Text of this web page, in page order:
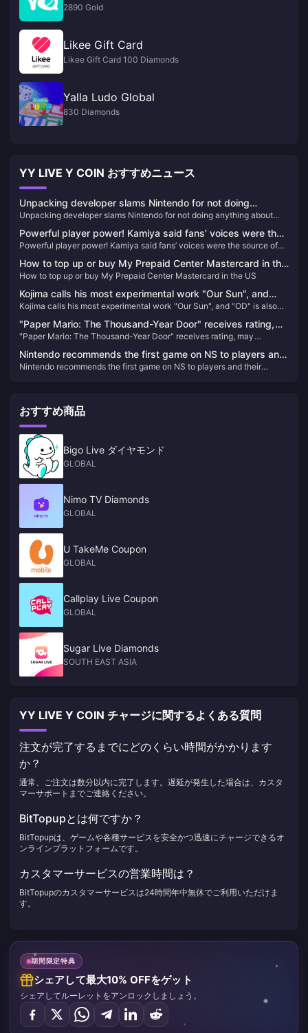
2890 Gold
Likee Gift Card
Likee Gift Card 100 Diamonds
Yalla Ludo Global
830 Diamonds
YY LIVE Y COIN おすすめニュース
Unpacking developer slams Nintendo for not doing
anything about shoddy knockoffs in stores
Unpacking developer slams Nintendo for not doing anything about
Powerful player power! Kamiya said fans’ voices were the
source of the resurrection of “Okami”
Powerful player power! Kamiya said fans’ voices were the source of
How to top up or buy My Prepaid Center Mastercard in the
US
How to top up or buy My Prepaid Center Mastercard in the US
Kojima calls his most experimental work "Our Sun", and
"OD" is also different.
Kojima calls his most experimental work "Our Sun", and "OD" is also
"Paper Mario: The Thousand-Year Door" receives rating,
may announce release date soon
"Paper Mario: The Thousand-Year Door" receives rating, may
Nintendo recommends the first game on NS to players and
their families
Nintendo recommends the first game on NS to players and their
おすすめ商品
Bigo Live ダイヤモンド
GLOBAL
Nimo TV Diamonds
GLOBAL
U TakeMe Coupon
GLOBAL
Callplay Live Coupon
GLOBAL
Sugar Live Diamonds
SOUTH EAST ASIA
YY LIVE Y COIN チャージに関するよくある質問
注文が完了するまでにどのくらい時間がかかります
か？
通常、ご注文は数分以内に完了します。遅延が発生した場合は、カスタ
マーサポートまでご連絡ください。
BitTopupとは何ですか？
BitTopupは、ゲームや各種サービスを安全かつ迅速にチャージできるオ
ンラインプラットフォームです。
カスタマーサービスの営業時間は？
BitTopupのカスタマーサービスは24時間年中無休でご利用いただけま
す。
期間限定特典
シェアして最大10% OFFをゲット
シェアしてルーレットをアンロックしましょう。